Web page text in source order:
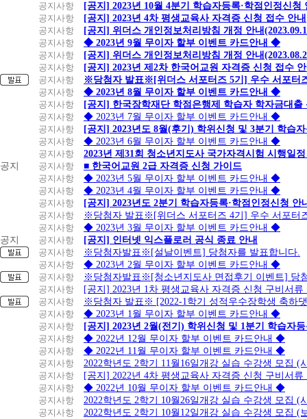
공지사항
[공지] 2023년 10월 4분기 학습자등록·학점인정신청
공지사항
[공지] 2023년 4차 평생교육사 자격증 신청 접수 안내
공지사항
[공지] 위더스 개인정보처리방침 개정 안내
공지사항
◆ 2023년 9월 무이자 할부 이벤트 카드안내 ◆
공지사항
[공지] 위더스 개인정보처리방침 개정 안내
공지사항
[공지] 2023년 제2차 한국어교원 자격증 신청 접수
공지사항
※당첨자 발표※[위더스 서포터즈 5기] 우수 서포터
공지사항
◆ 2023년 8월 무이자 할부 이벤트 카드안내 ◆
공지사항
[공지] 한국장학재단 학점은행제 학습자 학자금대출
공지사항
◆ 2023년 7월 무이자 할부 이벤트 카드안내 ◆
공지사항
[공지] 2023년도 8월(후기) 학위신청 및 3분기 학습
공지사항
◆ 2023년 6월 무이자 할부 이벤트 카드안내 ◆
공지사항
2023년 제31회 청소년지도사 국가자격시험 시행일
공지
공지사항
■ 한국어교원 2급 자격증 신청 가이드
공지사항
◆ 2023년 5월 무이자 할부 이벤트 카드안내 ◆
공지사항
◆ 2023년 4월 무이자 할부 이벤트 카드안내 ◆
공지사항
[공지] 2023년도 2분기 학습자등록·학점인정신청 안
공지사항
※당첨자 발표※[위더스 서포터즈 4기] 우수 서포터
공지사항
◆ 2023년 3월 무이자 할부 이벤트 카드안내 ◆
공지
공지사항
[공지] 인터넷 익스플로러 공식 종료 안내
공지사항
※당첨자발표※[설날이벤트] 당첨자를 발표합니다.
공지사항
◆ 2023년 2월 무이자 할부 이벤트 카드안내 ◆
공지사항
※당첨자발표※[청소년지도사 면접후기 이벤트] 당
공지사항
[공지] 2023년 1차 평생교육사 자격증 신청 구비서류
공지사항
※당첨자 발표※ [2022-1학기 성적우수장학생 축하
공지사항
◆ 2023년 1월 무이자 할부 이벤트 카드안내 ◆
공지사항
[공지] 2023년 2월(전기) 학위신청 및 1분기 학습자
공지사항
◆ 2022년 12월 무이자 할부 이벤트 카드안내 ◆
공지사항
◆ 2022년 11월 무이자 할부 이벤트 카드안내 ◆
공지사항
2022학년도 2학기 11월16일개강 실습 수강생 모집
공지사항
[공지] 2022년 4차 평생교육사 자격증 신청 구비서류
공지사항
◆ 2022년 10월 무이자 할부 이벤트 카드안내 ◆
공지사항
2022학년도 2학기 10월26일개강 실습 수강생 모집 (
공지사항
2022학년도 2학기 10월12일개강 실습 수강생 모집 (